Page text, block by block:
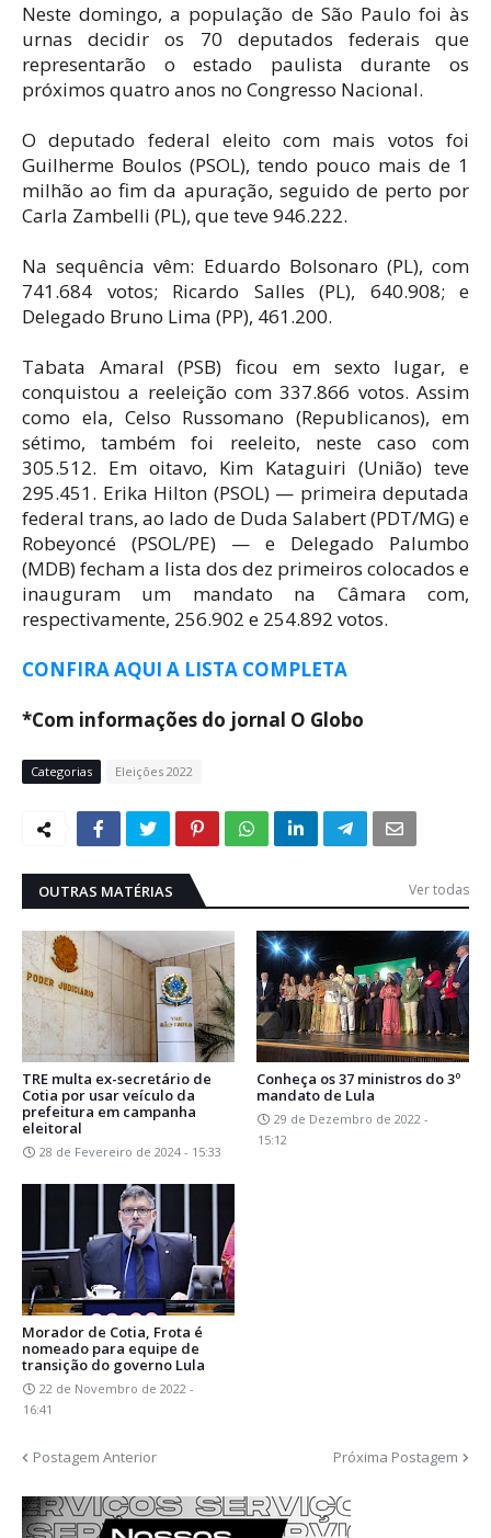
Neste domingo, a população de São Paulo foi às
urnas decidir os 70 deputados federais que
representarão o estado paulista durante os
próximos quatro anos no Congresso Nacional.
O deputado federal eleito com mais votos foi
Guilherme Boulos (PSOL), tendo pouco mais de 1
milhão ao fim da apuração, seguido de perto por
Carla Zambelli (PL), que teve 946.222.
Na sequência vêm: Eduardo Bolsonaro (PL), com
741.684 votos; Ricardo Salles (PL), 640.908; e
Delegado Bruno Lima (PP), 461.200.
Tabata Amaral (PSB) ficou em sexto lugar, e
conquistou a reeleição com 337.866 votos. Assim
como ela, Celso Russomano (Republicanos), em
sétimo, também foi reeleito, neste caso com
305.512. Em oitavo, Kim Kataguiri (União) teve
295.451. Erika Hilton (PSOL) — primeira deputada
federal trans, ao lado de Duda Salabert (PDT/MG) e
Robeyoncé (PSOL/PE) — e Delegado Palumbo
(MDB) fecham a lista dos dez primeiros colocados e
inauguram um mandato na Câmara com,
respectivamente, 256.902 e 254.892 votos.
CONFIRA AQUI A LISTA COMPLETA
*Com informações do jornal O Globo
Categorias Eleições 2022
OUTRAS MATÉRIAS Ver todas
TRE multa ex-secretário de
Cotia por usar veículo da
prefeitura em campanha
eleitoral
28 de Fevereiro de 2024 - 15:33
Conheça os 37 ministros do 3º
mandato de Lula
29 de Dezembro de 2022 -
15:12
Morador de Cotia, Frota é
nomeado para equipe de
transição do governo Lula
22 de Novembro de 2022 -
16:41
Postagem Anterior Próxima Postagem